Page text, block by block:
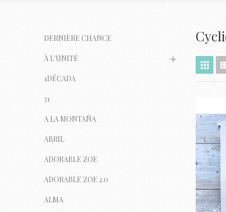
DERNIÈRE CHANCE
À L'UNITÉ
1DÉCADA
31
A LA MONTAÑA
ABRIL
ADORABLE ZOE
ADORABLE ZOE 2.0
ALMA